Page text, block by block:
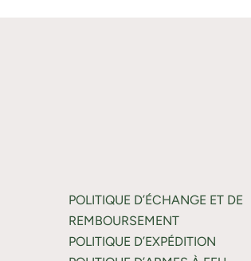
POLITIQUE D’ÉCHANGE ET DE
REMBOURSEMENT
POLITIQUE D’EXPÉDITION